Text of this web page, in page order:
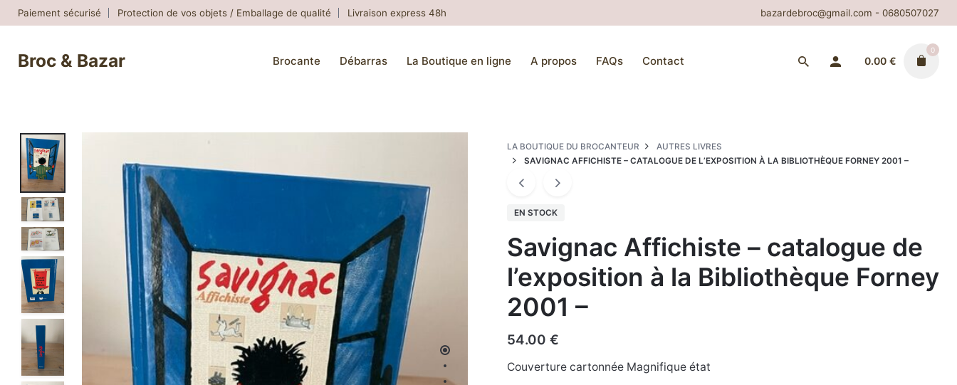
Skip
to
Paiement sécurisé Protection de vos objets / Emballage de qualité Livraison express 48h bazardebroc@gmail.com - 0680507027
Broc & Bazar Brocante Débarras La Boutique en ligne A propos FAQs Contact 0.00 €
0
LA BOUTIQUE DU BROCANTEUR
AUTRES LIVRES
SAVIGNAC AFFICHISTE – CATALOGUE DE L’EXPOSITION À LA BIBLIOTHÈQUE FORNEY 2001 –
EN STOCK
Savignac Affichiste – catalogue de
l’exposition à la Bibliothèque Forney
2001 –
54.00 €
Couverture cartonnée Magnifique état